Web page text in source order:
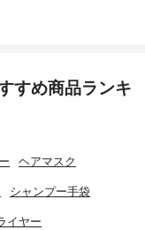
すめ商品ランキ
ヘアマスク
シャンプー手袋
イヤー